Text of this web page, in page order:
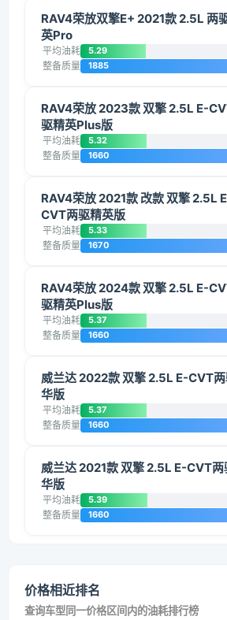
RAV4荣放双擎E+ 2021款 2.5L 两
英Pro
平均油耗 5.29
整备质量 1885
RAV4荣放 2023款 双擎 2.5L E-
驱精英Plus版
平均油耗 5.32
整备质量 1660
RAV4荣放 2021款 改款 双擎 2.5L
CVT两驱精英版
平均油耗 5.33
整备质量 1670
RAV4荣放 2024款 双擎 2.5L E-
驱精英Plus版
平均油耗 5.37
整备质量 1660
威兰达 2022款 双擎 2.5L E-CVT
华版
平均油耗 5.37
整备质量 1660
威兰达 2021款 双擎 2.5L E-CVT两
华版
平均油耗 5.39
整备质量 1660
价格相近排名
查询车型同一价格区间内的油耗排行榜